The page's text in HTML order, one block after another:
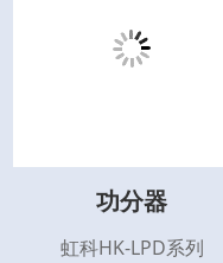
功分器
虹科HK-LPD系列